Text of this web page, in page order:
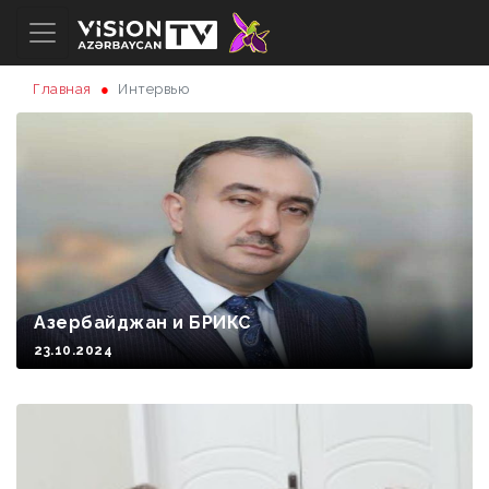
Главная Интервью
Азербайджан и БРИКС
23.10.2024